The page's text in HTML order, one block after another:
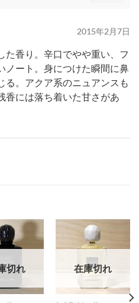
2015年2月7日
た香り。辛口でやや重い、フ
ノート。身につけた瞬間に鼻
る。アクア系のニュアンスも
香には落ち着いた甘さがあ
切れ 在庫切れ